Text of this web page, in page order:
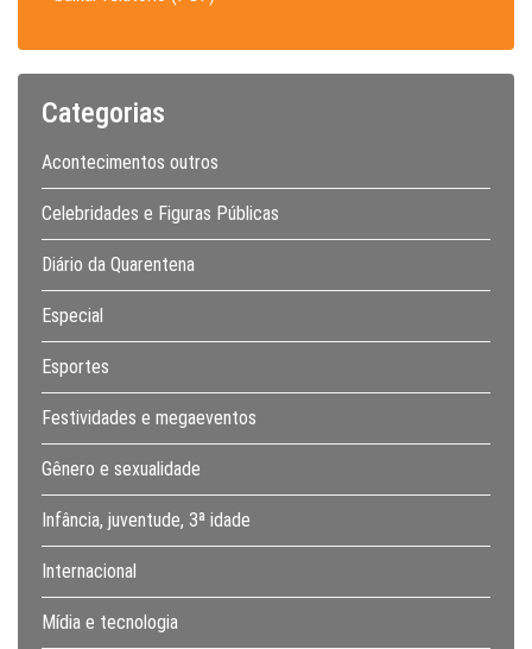
Categorias
Acontecimentos outros
Celebridades e Figuras Públicas
Diário da Quarentena
Especial
Esportes
Festividades e megaeventos
Gênero e sexualidade
Infância, juventude, 3ª idade
Internacional
Mídia e tecnologia